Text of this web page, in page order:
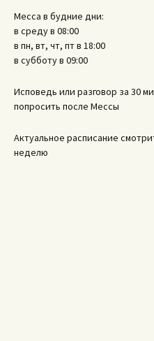
Месса в будние дни:
в среду в 08:00
в пн, вт, чт, пт в 18:00
в субботу в 09:00
Исповедь или разговор за 30
попросить после Мессы
Актуальное расписание
неделю